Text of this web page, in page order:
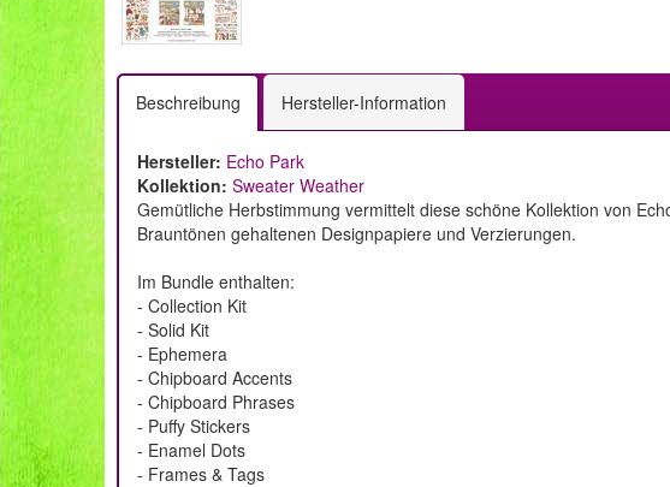
Beschreibung Hersteller-Information
Hersteller: Echo Park
Kollektion: Sweater Weather
Gemütliche Herbstimmung vermittelt diese schöne Kollektion von
Brauntönen gehaltenen Designpapiere und Verzierungen.
Im Bundle enthalten:
- Collection Kit
- Solid Kit
- Ephemera
- Chipboard Accents
- Chipboard Phrases
- Puffy Stickers
- Enamel Dots
- Frames & Tags